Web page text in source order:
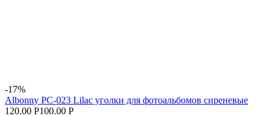
-17%
Albonny PC-023 Lilac уголки для фотоальбомов сиреневые
120.00 Р100.00 Р